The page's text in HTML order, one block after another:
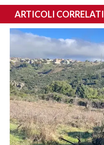
ARTICOLI CORRELATI